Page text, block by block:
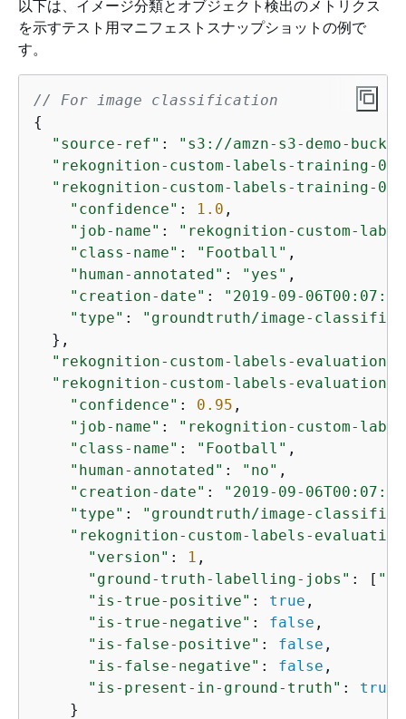
以下は、イメージ分類とオブジェクト検出のメトリクス
を示すテスト用マニフェストスナップショットの例で
す。
// For image classification
{
"source-ref" :
"s3://amzn-s3-demo-
"rekognition-custom-labels-training-0"
"rekognition-custom-labels-training-0-
"confidence" : 1.0 ,
"job-name" :
"rekognition-custom-
"class-name" : "Football" ,
"human-annotated" : "yes" ,
"creation-date" :
"2019-09-
"type" :
"groundtruth/image-
  },
"rekognition-custom-labels-evaluation-
"rekognition-custom-labels-evaluation-
"confidence" : 0.95 ,
"job-name" :
"rekognition-custom-
"class-name" : "Football" ,
"human-annotated" : "no" ,
"creation-date" :
"2019-09-
"type" :
"groundtruth/image-
"rekognition-custom-labels-
"version" : 1 ,
"ground-truth-labelling-jobs" : [
"is-true-positive" : true ,
"is-true-negative" : false ,
"is-false-positive" : false ,
"is-false-negative" : false ,
"is-present-in-ground-truth" : true
    }